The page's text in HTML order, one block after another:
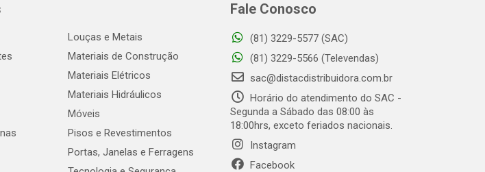
Louças e Metais
Materiais de Construção
Materiais Elétricos
Materiais Hidráulicos
Móveis
Pisos e Revestimentos
Portas, Janelas e Ferragens
Fale Conosco
(81) 3229-5577 (SAC)
(81) 3229-5566 (Televendas)
sac@distacdistribuidora.com.br
Horário do atendimento do SAC -
Segunda a Sábado das 08:00 às
18:00hrs, exceto feriados nacionais.
Instagram
Facebook